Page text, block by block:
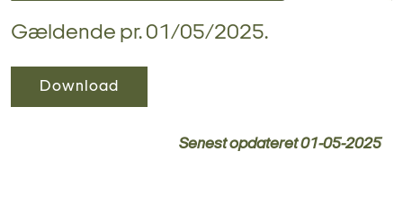
Gældende pr. 01/05/2025.
Download
Senest opdateret01-05-2025